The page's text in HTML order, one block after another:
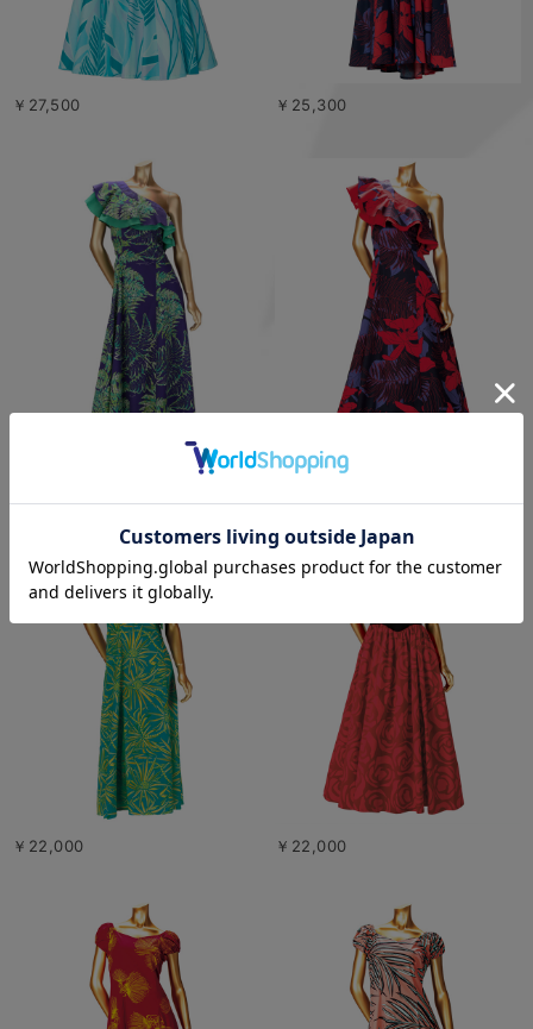
￥27,500 ￥25,300
￥22,000
￥22,000 ￥22,000